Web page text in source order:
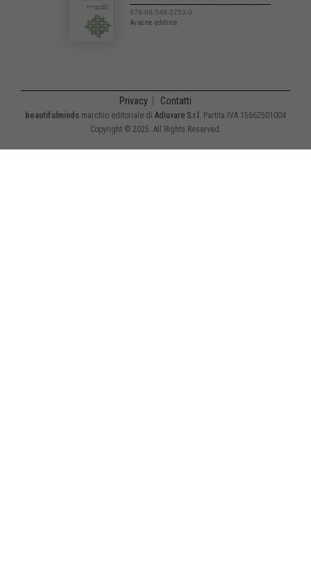
978-88-548-2753-0
Aracne editrice
Privacy Contatti
beautifulminds marchio editoriale di Adiuvare S.r.l. Partita IVA 15662501004
Copyright © 2025. All Rights Reserved.